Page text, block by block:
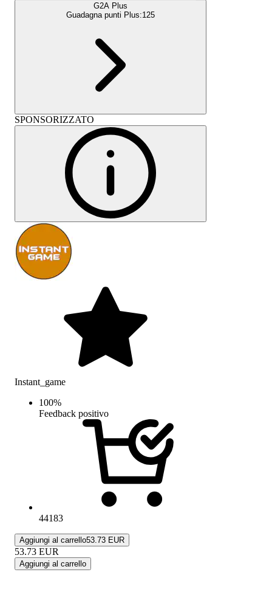
G2A Plus
Guadagna punti Plus:125
SPONSORIZZATO
Instant_game
100%
Feedback positivo
44183
Aggiungi al carrello53.73 EUR
53.73 EUR
Aggiungi al carrello